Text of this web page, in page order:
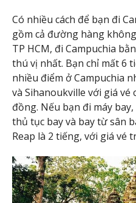
Có nhiều cách để bạn đi
gồm cả đường hàng
TP HCM, đi Campuchia
thú vị nhất. Bạn chỉ mất 6
nhiều điểm ở Campuchia
và Sihanoukville với giá vé
đồng. Nếu bạn đi máy
thủ tục bay và bay từ sân
Reap là 2 tiếng, với giá vé